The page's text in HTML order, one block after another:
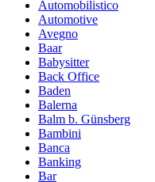
Automobilistico
Automotive
Avegno
Baar
Babysitter
Back Office
Baden
Balerna
Balm b. Günsberg
Bambini
Banca
Banking
Bar